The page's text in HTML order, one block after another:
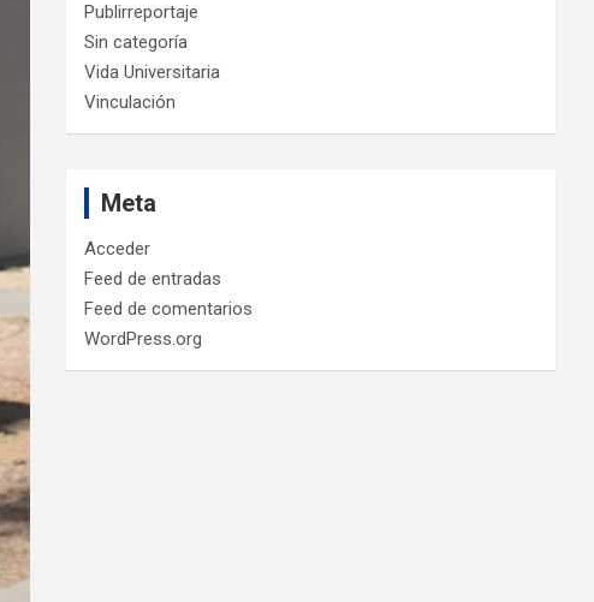
Publirreportaje
Sin categoría
Vida Universitaria
Vinculación
Meta
Acceder
Feed de entradas
Feed de comentarios
WordPress.org